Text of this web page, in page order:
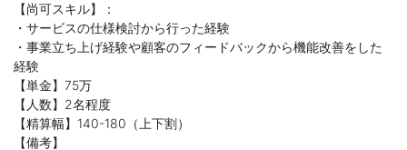
【尚可スキル】：
・サービスの仕様検討から行った経験
・事業立ち上げ経験や顧客のフィードバックから機能改善をした
経験
【単金】75万
【人数】2名程度
【精算幅】140-180（上下割）
【備考】